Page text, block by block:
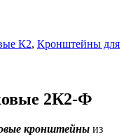
К2, Кронштейны для
2К2-Ф
кронштейны из